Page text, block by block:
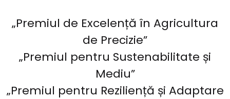
„Premiul de Excelență în Agricultura
de Precizie”
„Premiul pentru Sustenabilitate și
Mediu”
„Premiul pentru Reziliență și Adaptare